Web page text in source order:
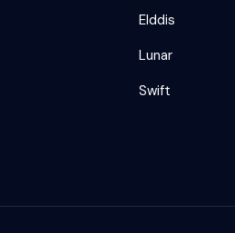
Elddis
Lunar
Swift